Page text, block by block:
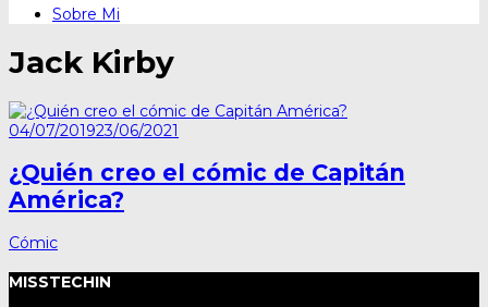
Sobre Mi
Jack Kirby
04/07/201923/06/2021
¿Quién creo el cómic de Capitán
América?
Cómic
MISSTECHIN